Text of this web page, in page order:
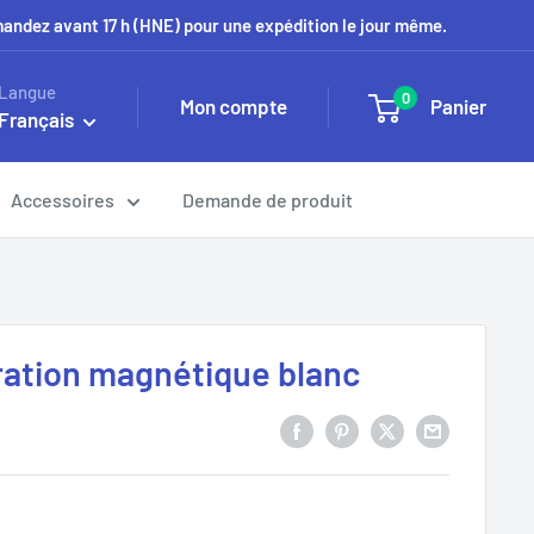
avant 17 h (HNE) pour une expédition le jour même.
Mon compte 0 Panier
Accessoires Demande de produit
magnétique blanc